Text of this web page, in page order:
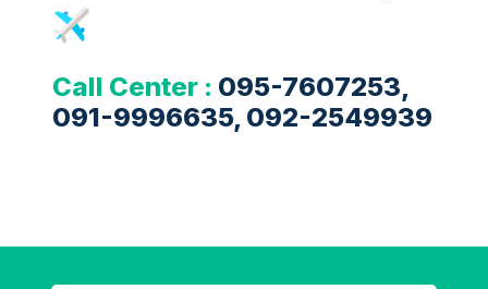
Call Center : 095-7607253,
091-9996635, 092-2549939